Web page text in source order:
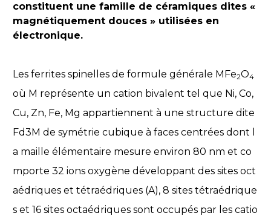
constituent une famille de céramiques dites «
magnétiquement douces » utilisées en
électronique.
Les ferrites spinelles de formule générale MFe2O4
où M représente un cation bivalent tel que Ni, Co,
Cu, Zn, Fe, Mg appartiennent à une structure dite
Fd3M de symétrie cubique à faces centrées dont l
a maille élémentaire mesure environ 80 nm et co
mporte 32 ions oxygène développant des sites oct
aédriques et tétraédriques (A), 8 sites tétraédrique
s et 16 sites octaédriques sont occupés par les catio